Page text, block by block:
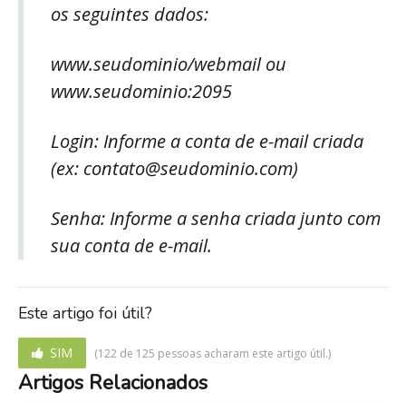
os seguintes dados:
www.seudominio/webmail ou
www.seudominio:2095
Login: Informe a conta de e-mail criada
(ex: contato@seudominio.com)
Senha: Informe a senha criada junto com
sua conta de e-mail.
Este artigo foi útil?
SIM (122 de 125 pessoas acharam este artigo útil.)
Artigos Relacionados